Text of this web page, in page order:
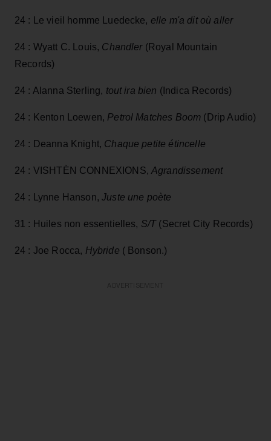
24 : Le vieil homme Luedecke, elle m'a dit où aller
24 : Wyatt C. Louis, Chandler(Royal Mountain
Records)
24 : Alanna Sterling, tout ira bien (Indica Records)
24 : Kenton Loewen, Petrol Matches Boom (Drip Audio)
24 : Deanna Knight, Chaque petite étincelle
24 : VISHTÈN CONNEXIONS, Agrandissement
24 : Lynne Hanson,Juste une poète
31 : Huiles non essentielles, S/T(Secret City Records)
24 : Joe Rocca, Hybride ( Bonson.)